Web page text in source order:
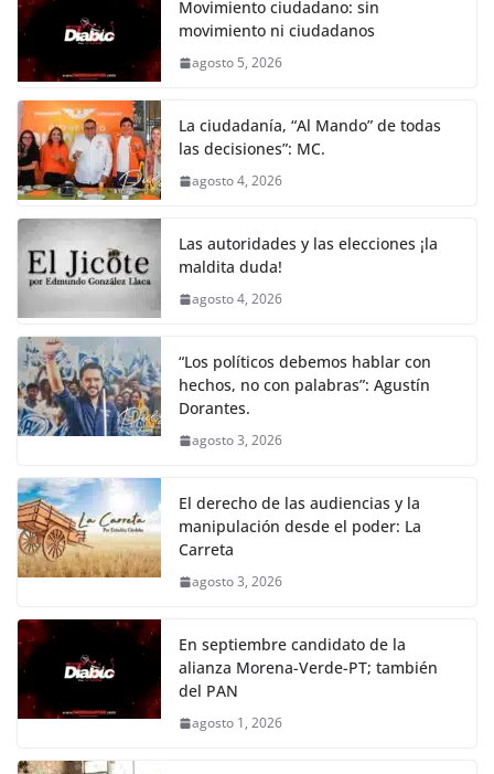
Movimiento ciudadano: sin
movimiento ni ciudadanos
agosto 5, 2026
La ciudadanía, “Al Mando” de todas
las decisiones”: MC.
agosto 4, 2026
Las autoridades y las elecciones ¡la
maldita duda!
agosto 4, 2026
“Los políticos debemos hablar con
hechos, no con palabras”: Agustín
Dorantes.
agosto 3, 2026
El derecho de las audiencias y la
manipulación desde el poder: La
Carreta
agosto 3, 2026
En septiembre candidato de la
alianza Morena-Verde-PT; también
del PAN
agosto 1, 2026